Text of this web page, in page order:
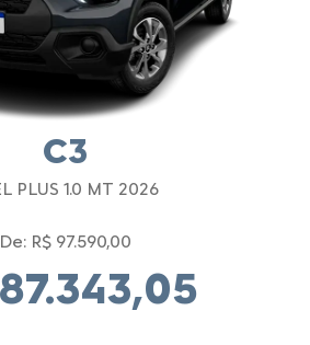
C3
PLUS 1.0 MT 2026
De: R$ 97.590,00